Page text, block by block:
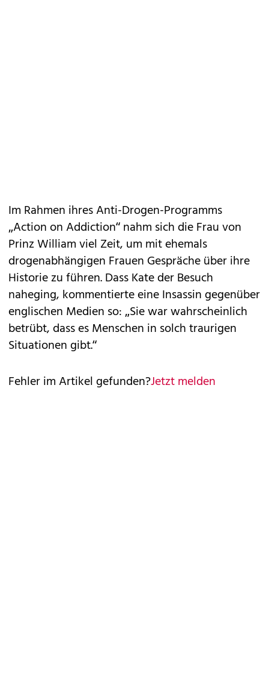
Im Rahmen ihres Anti-Drogen-Programms
„Action on Addiction“ nahm sich die Frau von
Prinz William viel Zeit, um mit ehemals
drogenabhängigen Frauen Gespräche über ihre
Historie zu führen. Dass Kate der Besuch
naheging, kommentierte eine Insassin gegenüber
englischen Medien so: „Sie war wahrscheinlich
betrübt, dass es Menschen in solch traurigen
Situationen gibt.“
Fehler im Artikel gefunden?Jetzt melden